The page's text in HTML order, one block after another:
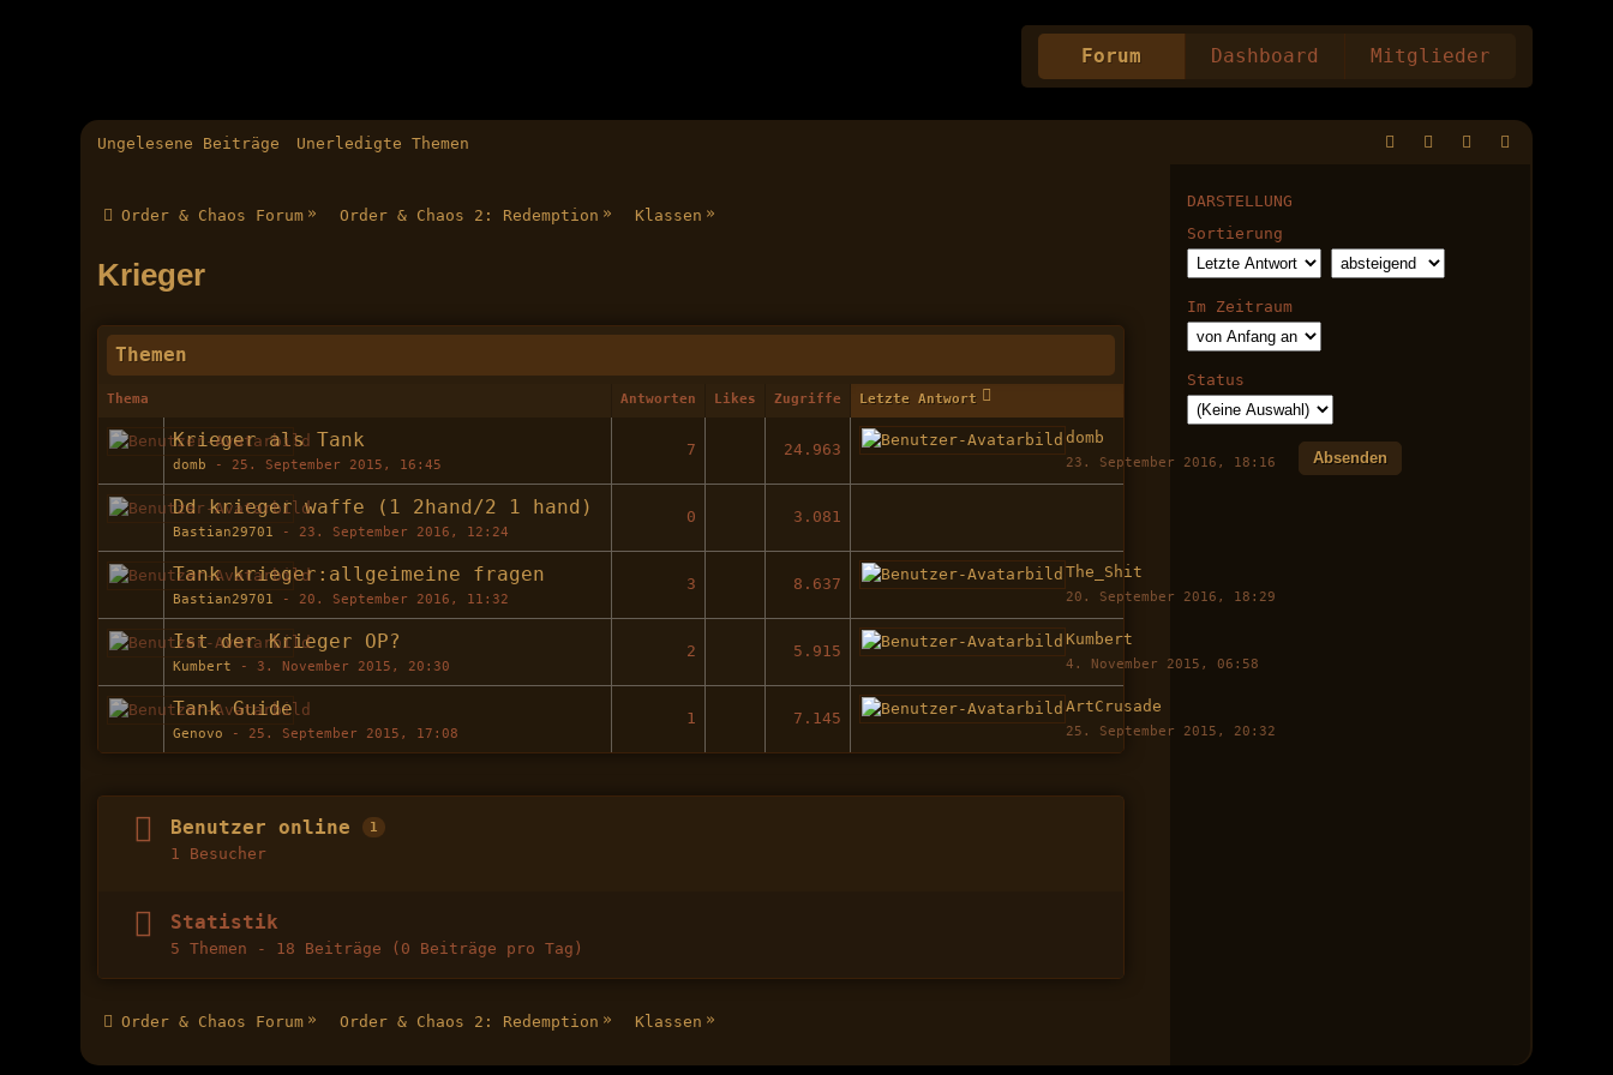
Forum Dashboard Mitglieder
Ungelesene Beiträge Unerledigte Themen
Order & Chaos Forum » Order & Chaos 2: Redemption » Klassen »
Krieger
Themen
Thema Antworten Likes Zugriffe Letzte Antwort
Krieger als Tank
domb - 25. September 2015, 16:45
7 24.963
domb
23. September 2016, 18:16
Dd krieger waffe (1 2hand/2 1 hand)
Bastian29701 - 23. September 2016, 12:24
0 3.081
Tank krieger:allgeimeine fragen
Bastian29701 - 20. September 2016, 11:32
3 8.637
The_Shit
20. September 2016, 18:29
Ist der Krieger OP?
Kumbert -3. November 2015, 20:30
2 5.915
Kumbert
4. November 2015, 06:58
Tank Guide
Genovo - 25. September 2015, 17:08
1 7.145
ArtCrusade
25. September 2015, 20:32
Benutzer online 1
1 Besucher
Statistik
5 Themen - 18 Beiträge (0 Beiträge pro Tag)
Order & Chaos Forum » Order & Chaos 2: Redemption » Klassen »
DARSTELLUNG
Sortierung
Im Zeitraum
Status